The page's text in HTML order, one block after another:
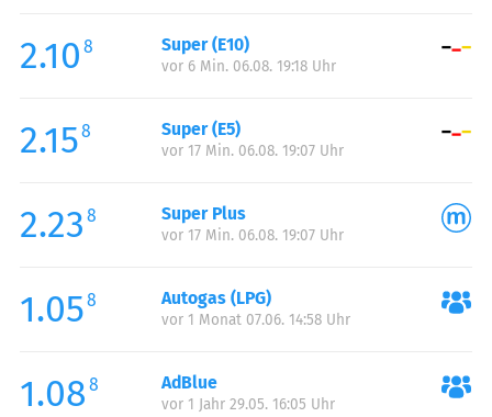
Samstag:
00:00-24:00
Sonntag:
2.10 8 Super (E10)
vor 6 Min. 06.08. 19:18 Uhr
2.158 Super (E5)
vor 17 Min. 06.08. 19:07 Uhr
2.23 8 Super Plus
vor 17 Min. 06.08. 19:07 Uhr
1.058 Autogas (LPG)
vor 1 Monat 07.06. 14:58 Uhr
1.08 8 AdBlue
vor 1 Jahr 29.05. 16:05 Uhr